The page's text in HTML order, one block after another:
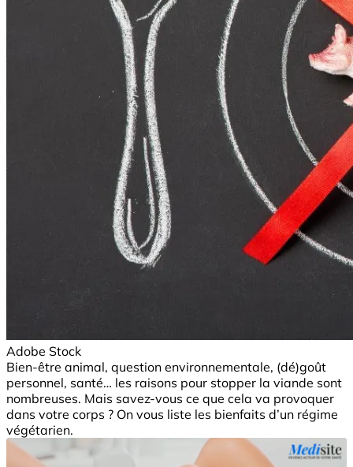
Adobe Stock
Bien-être animal, question environnementale, (dé)goût
personnel, santé… les raisons pour stopper la viande sont
nombreuses. Mais savez-vous ce que cela va provoquer
dans votre corps ? On vous liste les bienfaits d’un régime
végétarien.